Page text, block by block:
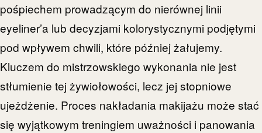
pośpiechem prowadzącym do nierównej linii
eyeliner’a lub decyzjami kolorystycznymi podjętymi
pod wpływem chwili, które później żałujemy.
Kluczem do mistrzowskiego wykonania nie jest
stłumienie tej żywiołowości, lecz jej stopniowe
ujeżdżenie. Proces nakładania makijażu może stać
się wyjątkowym treningiem uważności i panowania